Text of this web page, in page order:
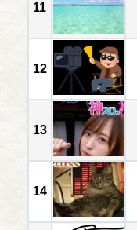
11
12
13
14